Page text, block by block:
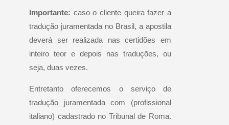
Importante: caso o cliente queira fazer a
tradução juramentada no Brasil, a apostila
deverá ser realizada nas certidões em
inteiro teor e depois nas traduções, ou
seja, duas vezes.
Entretanto oferecemos o serviço de
tradução juramentada com (profissional
italiano) cadastrado no Tribunal de Roma.